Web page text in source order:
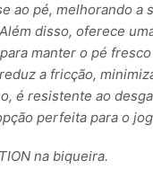
ao pé, melhorando a
disso, oferece
manter o pé fresco
a fricção,
é resistente ao
perfeita para o
na biqueira.